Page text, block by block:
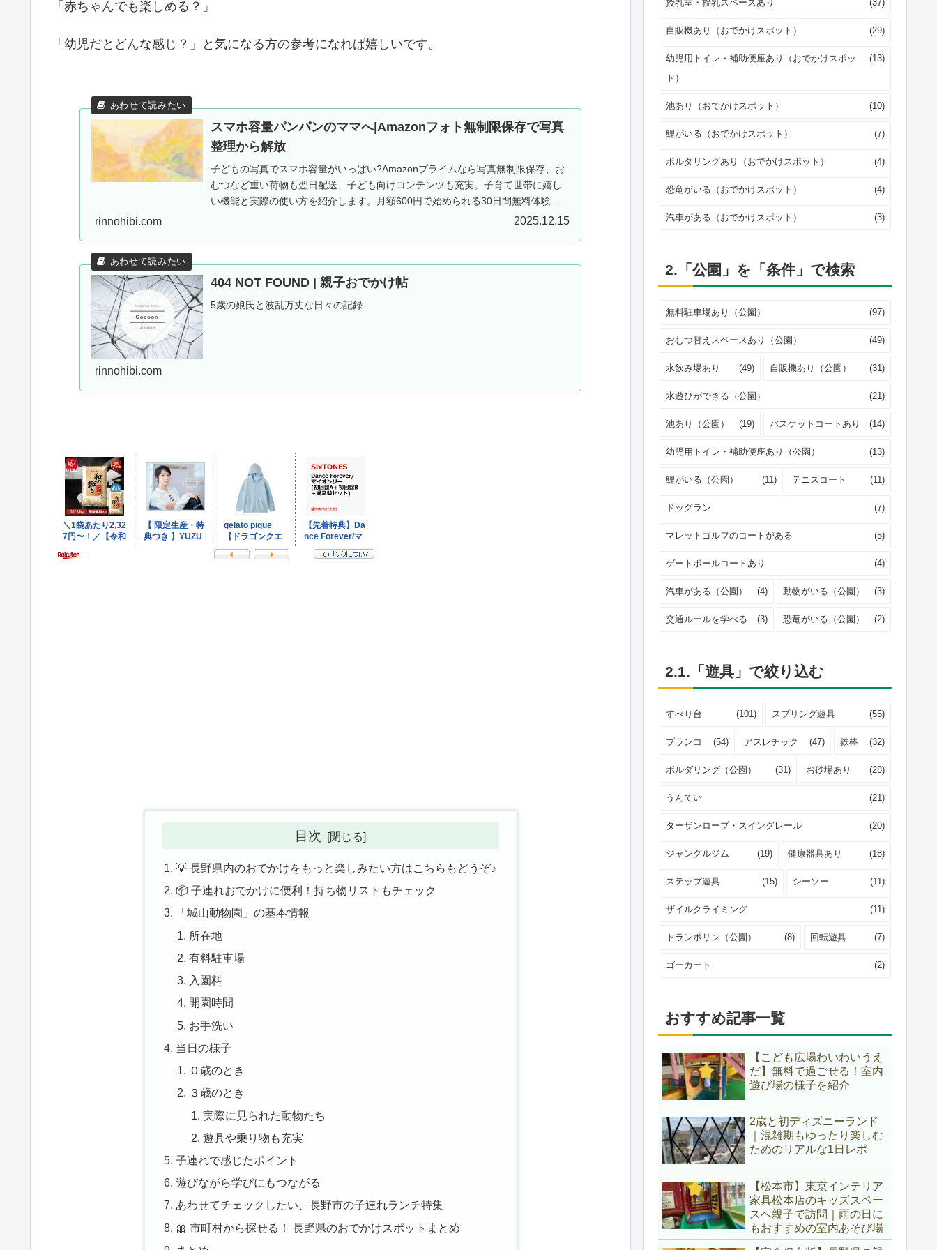
「赤ちゃんでも楽しめる？」
「幼児だとどんな感じ？」と気になる方の参考になれば嬉しいです。
スマホ容量パンパンのママへ|Amazonフォト無制限保存で写真
整理から解放
子どもの写真でスマホ容量がいっぱい?Amazonプライムなら写真無制限保存、お
むつなど重い荷物も翌日配送、子ども向けコンテンツも充実。子育て世帯に嬉し
い機能と実際の使い方を紹介します。月額600円で始められる30日間無料体験実
rinnohibi.com 2025.12.15
404 NOT FOUND | 親子おでかけ帖
5歳の娘氏と波乱万丈な日々の記録
rinnohibi.com
目次
💡 長野県内のおでかけをもっと楽しみたい方はこちらもどうぞ♪
📦 子連れおでかけに便利！持ち物リストもチェック
「城山動物園」の基本情報
所在地
有料駐車場
入園料
開園時間
お手洗い
当日の様子
０歳のとき
３歳のとき
実際に見られた動物たち
遊具や乗り物も充実
子連れで感じたポイント
遊びながら学びにもつながる
あわせてチェックしたい、長野市の子連れランチ特集
🎀 市町村から探せる！ 長野県のおでかけスポットまとめ
授乳室・授乳スペースあり (37)
自販機あり（おでかけスポット） (29)
幼児用トイレ・補助便座あり（おでかけスポッ
ト）
(13)
池あり（おでかけスポット） (10)
鯉がいる（おでかけスポット） (7)
ボルダリングあり（おでかけスポット） (4)
恐竜がいる（おでかけスポット） (4)
汽車がある（おでかけスポット） (3)
2.「公園」を「条件」で検索
無料駐車場あり（公園） (97)
おむつ替えスペースあり（公園） (49)
水飲み場あり (49) 自販機あり（公園） (31)
水遊びができる（公園） (21)
池あり（公園） (19) バスケットコートあり (14)
幼児用トイレ・補助便座あり（公園） (13)
鯉がいる（公園） (11) テニスコート (11)
ドッグラン (7)
マレットゴルフのコートがある (5)
ゲートボールコートあり (4)
汽車がある（公園） (4) 動物がいる（公園） (3)
交通ルールを学べる (3) 恐竜がいる（公園） (2)
2.1.「遊具」で絞り込む
すべり台 (101) スプリング遊具 (55)
ブランコ (54) アスレチック (47) 鉄棒 (32)
ボルダリング（公園） (31) お砂場あり (28)
うんてい (21)
ターザンロープ・スイングレール (20)
ジャングルジム (19) 健康器具あり (18)
ステップ遊具 (15) シーソー (11)
ザイルクライミング (11)
トランポリン（公園） (8) 回転遊具 (7)
ゴーカート (2)
おすすめ記事一覧
【こども広場わいわいうえ
だ】無料で過ごせる！室内
遊び場の様子を紹介
2歳と初ディズニーランド
｜混雑期もゆったり楽しむ
ためのリアルな1日レポ
【松本市】東京インテリア
家具松本店のキッズスペー
スへ親子で訪問｜雨の日に
もおすすめの室内あそび場